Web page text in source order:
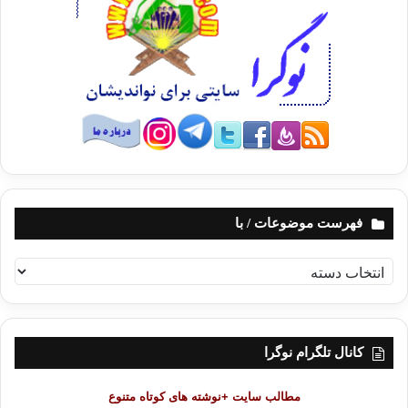
الأساسية وفيها ما يتصل بمبحث العقيدة، نذكر بعضها لصلته
السـلف رضوان الله عليهم موافقا للكتاب والسنة قبلناه، وإلا
فكتاب الله وسنة رسوله أولى بالاتباع، ولكننا لا نعرض
للأشخاص – فيما اختلف فيه- بطعن أو تجريح، ونكلهم إلى
نياتهم، وقد أفضوا إلى ما قدموا.
يتبع إماما من أئمة الدين، ويحسن به مع هذا الاتباع أن يجتهد ما
استطاع في تعرف أدلة أحكام إمامه، وأن يتقبل كل إرشاد
مصحوب بالدليل متى صح عنده صلاح من أرشده وكفايته. وأن
يستكمل نقصه العلمي إن كان من أهل العلم حتى يبلغ درجة
والخلاف الفقهي في الفروع لا يكون سببا للتفرق في الدين، ولا
يؤدي إلى خصـومة ولا بغضاء ولكل مجتهد أجره، ولا مانع من
فهرست موضوعات / با
ه
ر
کانال تلگرام نوگرا
مطالب سایت +نوشته های کوتاه متنوع